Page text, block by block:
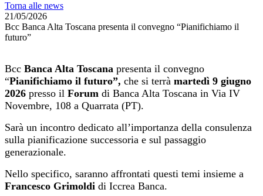
Torna alle news
21/05/2026
Bcc Banca Alta Toscana presenta il convegno “Pianifichiamo il
futuro”
Bcc Banca Alta Toscana presenta il convegno
“Pianifichiamo il futuro”, che si terrà martedì 9 giugno
2026 presso il Forum di Banca Alta Toscana in Via IV
Novembre, 108 a Quarrata (PT).
Sarà un incontro dedicato all’importanza della consulenza
sulla pianificazione successoria e sul passaggio
generazionale.
Nello specifico, saranno affrontati questi temi insieme a
Francesco Grimoldi di Iccrea Banca.